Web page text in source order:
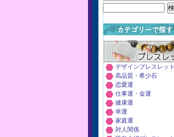
デザインブレスレット
高品質・希少石
恋愛運
仕事運・金運
健康運
幸運
家庭運
対人関係